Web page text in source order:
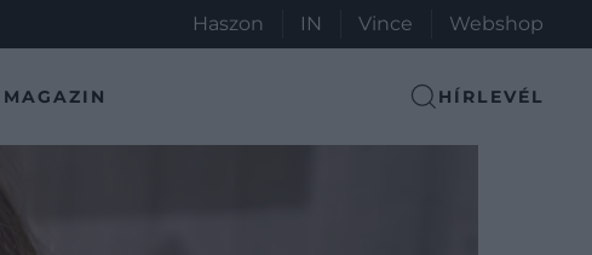
Haszon IN Vince Webshop
MAGAZIN HÍRLEVÉL